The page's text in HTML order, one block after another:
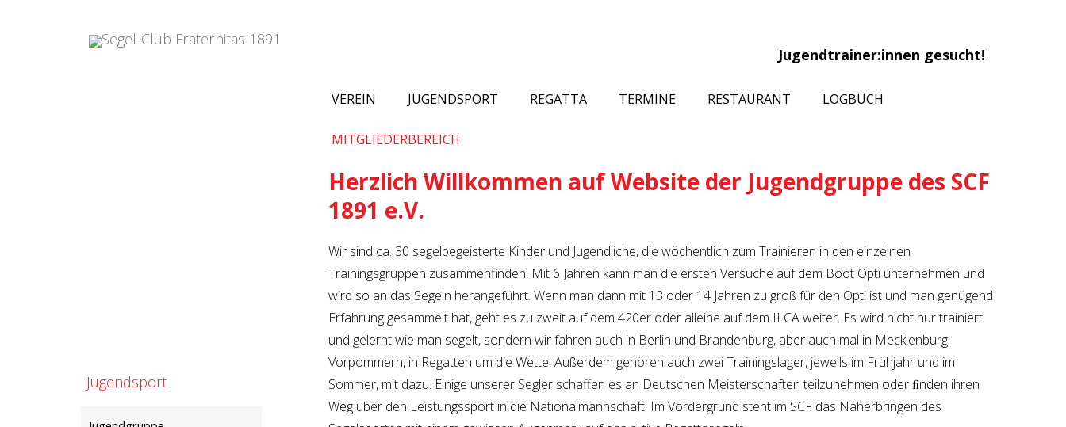
Jugendtrainer:innen gesucht!
VEREIN JUGENDSPORT REGATTA TERMINE RESTAURANT LOGBUCH
MITGLIEDERBEREICH
Herzlich Willkommen auf Website der Jugendgruppe des SCF
1891 e.V.
Wir sind ca. 30 segelbegeisterte Kinder und Jugendliche, die wöchentlich zum Trainieren in den einzelnen
Trainingsgruppen zusammenfinden. Mit 6 Jahren kann man die ersten Versuche auf dem Boot Opti unternehmen und
wird so an das Segeln herangeführt. Wenn man dann mit 13 oder 14 Jahren zu groß für den Opti ist und man genügend
Erfahrung gesammelt hat, geht es zu zweit auf dem 420er oder alleine auf dem ILCA weiter. Es wird nicht nur trainiert
und gelernt wie man segelt, sondern wir fahren auch in Berlin und Brandenburg, aber auch mal in Mecklenburg-
Vorpommern, in Regatten um die Wette. Außerdem gehören auch zwei Trainingslager, jeweils im Frühjahr und im
Sommer, mit dazu. Einige unserer Segler schaffen es an Deutschen Meisterschaften teilzunehmen oder ﬁnden ihren
Weg über den Leistungssport in die Nationalmannschaft. Im Vordergrund steht im SCF das Näherbringen des
Jugendsport